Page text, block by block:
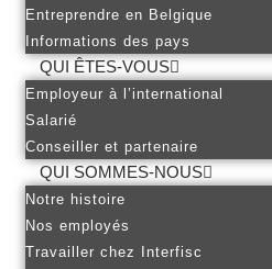
Entreprendre en Belgique
Informations des pays
QUI ÊTES-VOUS
Employeur à l’international
Salarié
Conseiller et partenaire
QUI SOMMES-NOUS
Notre histoire
Nos employés
Travailler chez Interfisc